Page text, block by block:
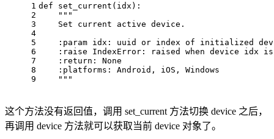
1
2
3
4
5
6
7
8
9
def set_current (idx) :
"""
    Set current active device.
:param idx: uuid or index of initialized
:raise IndexError: raised when device idx
    :return: None
    :platforms: Android, iOS, Windows
    """
这个方法没有返回值，调用 set_current 方法切换 device 之后，
再调用 device 方法就可以获取当前 device 对象了。